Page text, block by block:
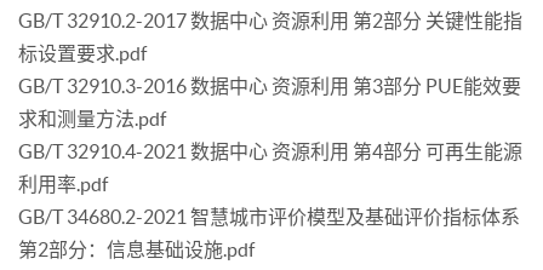
GB/T 32910.2-2017 数据中心 资源利用 第2部分 关键性能指
标设置要求.pdf
GB/T 32910.3-2016 数据中心 资源利用 第3部分 PUE能效要
求和测量方法.pdf
GB/T 32910.4-2021 数据中心 资源利用 第4部分 可再生能源
利用率.pdf
GB/T 34680.2-2021 智慧城市评价模型及基础评价指标体系
第2部分：信息基础设施.pdf